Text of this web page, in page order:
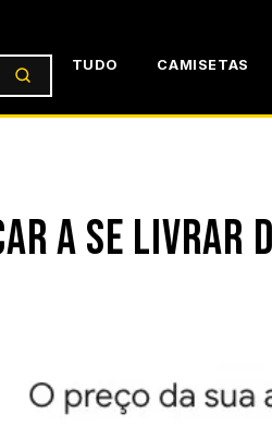
TUDO CAMISETAS
A SE LIVRAR